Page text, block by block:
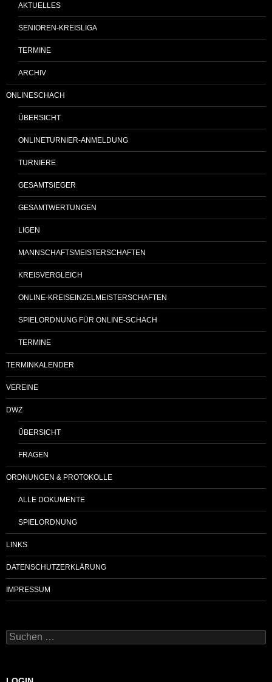
AKTUELLES
SENIOREN-KREISLIGA
TERMINE
ARCHIV
ONLINESCHACH
ÜBERSICHT
ONLINETURNIER-ANMELDUNG
TURNIERE
GESAMTSIEGER
GESAMTWERTUNGEN
LIGEN
MANNSCHAFTSMEISTERSCHAFTEN
KREISVERGLEICH
ONLINE-KREISEINZELMEISTERSCHAFTEN
SPIELORDNUNG FÜR ONLINE-SCHACH
TERMINE
TERMINKALENDER
VEREINE
DWZ
ÜBERSICHT
FRAGEN
ORDNUNGEN & PROTOKOLLE
ALLE DOKUMENTE
SPIELORDNUNG
LINKS
DATENSCHUTZERKLÄRUNG
IMPRESSUM
Suchen
nach: